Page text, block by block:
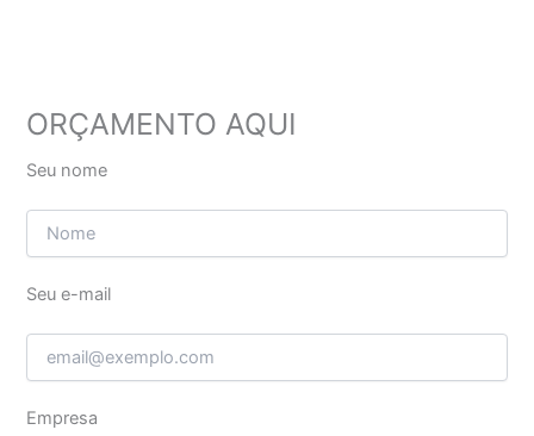
ORÇAMENTO AQUI
Seu nome
Seu e-mail
Empresa